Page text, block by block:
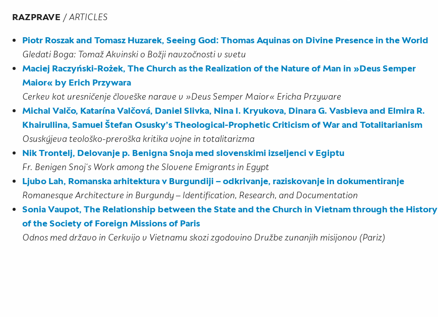
RAZPRAVE /ARTICLES
Piotr Roszak and Tomasz Huzarek, Seeing God: Thomas Aquinas on Divine Presence in the World
Gledati Boga: Tomaž Akvinski o Božji navzočnosti v svetu
Maciej Raczyński-Rożek, The Church as the Realization of the Nature of Man in »Deus Semper
Maior« by Erich Przywara
Cerkev kot uresničenje človeške narave v »Deus Semper Maior« Ericha Przyware
Michal Valčo, Katarína Valčová, Daniel Slivka, Nina I. Kryukova, Dinara G. Vasbieva and Elmira R.
Khairullina, Samuel Štefan Osusky’s Theological-Prophetic Criticism of War and Totalitarianism
Osuskýjeva teološko-preroška kritika vojne in totalitarizma
Nik Trontelj, Delovanje p. Benigna Snoja med slovenskimi izseljenci v Egiptu
Fr. Benigen Snoj‘s Work among the Slovene Emigrants in Egypt
Ljubo Lah, Romanska arhitektura v Burgundiji – odkrivanje, raziskovanje in dokumentiranje
Romanesque Architecture in Burgundy – Identification, Research, and Documentation
Sonia Vaupot, The Relationship between the State and the Church in Vietnam through the History
of the Society of Foreign Missions of Paris
Odnos med državo in Cerkvijo v Vietnamu skozi zgodovino Družbe zunanjih misijonov (Pariz)